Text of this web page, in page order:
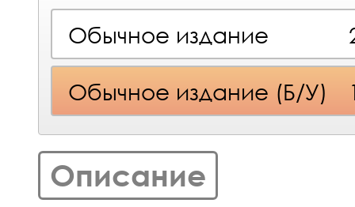
Обычное издание
Обычное издание (Б/У)
Описание